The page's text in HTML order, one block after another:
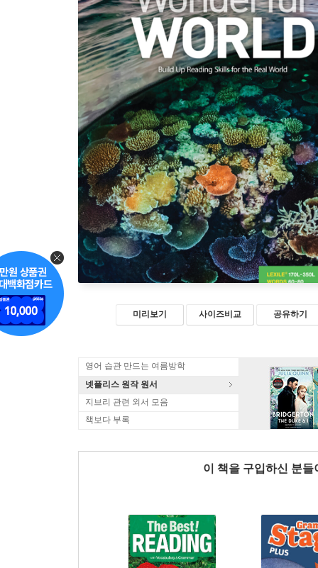
미리보기 사이즈비교 공유하기
영어 습관 만드는 여름방학
넷플리스 원작 원서
지브리 관련 외서 모음
책보다 부록
이 책을 구입하신 분